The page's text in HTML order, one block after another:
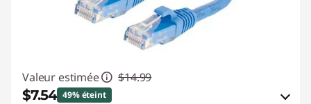
Valeur estimée $14.99
$7.54 49% éteint